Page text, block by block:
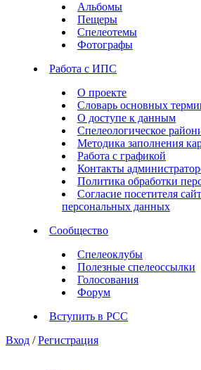
Альбомы
Пещеры
Спелеотемы
Фотографы
Работа с ИПС
О проекте
Словарь основных
О доступе к данным
Спелеологическое
Методика заполнения
Работа с графикой
Контакты
Политика обработки
Согласие посетителя
персональных данных
Сообщество
Спелеоклубы
Полезные спелеоссылки
Голосования
Форум
Вступить в РСС
Вход / Регистрация